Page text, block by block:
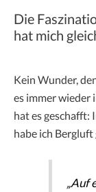
Die
hat mich
Kein Wunder,
es immer wieder
hat es geschafft:
habe ich
„Auf